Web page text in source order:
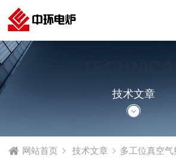
ARTICLE
技术文章
网站首页 技术文章 多工位真空气